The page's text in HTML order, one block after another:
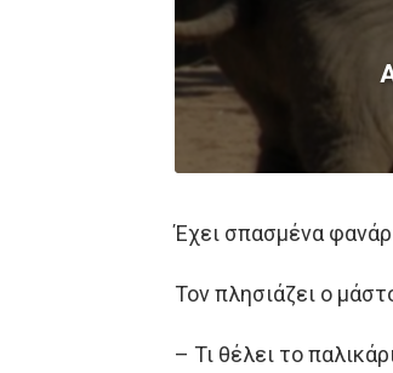
Έχει σπασμένα
Τον πλησιάζει ο
– Τι θέλει το